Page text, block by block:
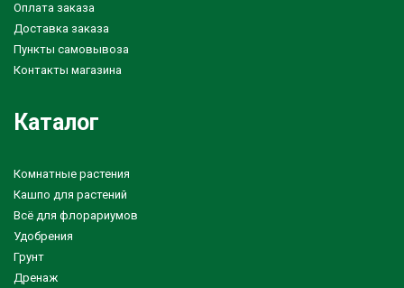
Оплата заказа
Доставка заказа
Пункты самовывоза
Контакты магазина
Каталог
Комнатные растения
Кашпо для растений
Всё для флорариумов
Удобрения
Грунт
Дренаж